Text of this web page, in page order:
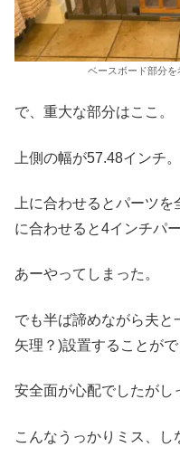
ベースボード部分
で、重大な部分はここ。
上側の幅が57.48インチ
上に合わせるとパーツ
に合わせると4インチパ
あーやってしまった。
でも半ば諦めながら夫と
矢理？)設置することがで
安全面が心配でしたがし
こんなうっかりミス、し